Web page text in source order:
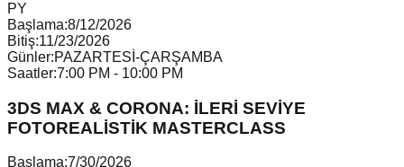
PY
Başlama:8/12/2026
Bitiş:11/23/2026
Günler:PAZARTESİ-ÇARŞAMBA
Saatler:7:00 PM - 10:00 PM
3DS MAX & CORONA: İLERİ SEVİYE
FOTOREALİSTİK MASTERCLASS
Başlama:7/30/2026